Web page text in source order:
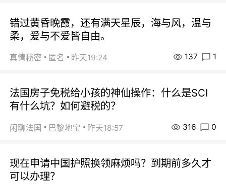
错过黄昏晚霞，还有满天星辰，海与风，温与
柔，爱与不爱皆自由。
真情秘密 匿名 昨天19:24 137 1
法国房子免税给小孩的神仙操作：什么是SCI
有什么坑？如何避税的？
闲聊法国 巴黎地宝 昨天18:57 316 0
现在申请中国护照换领麻烦吗？到期前多久才
可以办理？